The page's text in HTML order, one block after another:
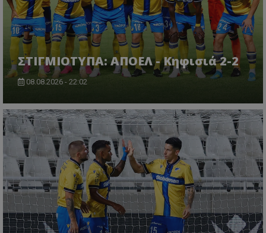
ΣΤΙΓΜΙΟΤΥΠΑ: ΑΠΟΕΛ - Κηφισιά 2-2
08.08.2026 - 22:02